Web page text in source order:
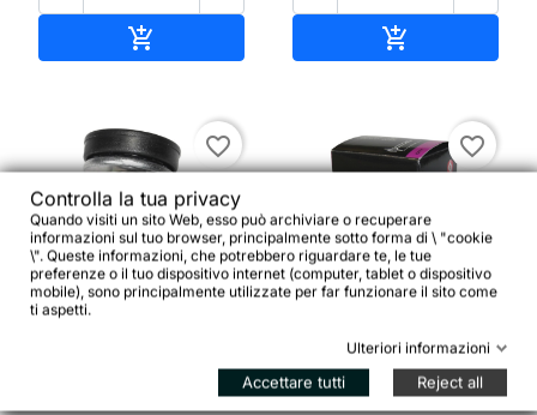
 

favorite_border

favorite_border
Camera d'aria
Hutchinson Standard 24"
24 x 1.70/2.35 valvola
Presta 32 mm
Controlla la tua privacy
Quando visiti un sito Web, esso può archiviare o recuperare
informazioni sul tuo browser, principalmente sotto forma di \ "cookie
\". Queste informazioni, che potrebbero riguardare te, le tue
preferenze o il tuo dispositivo internet (computer, tablet o dispositivo
mobile), sono principalmente utilizzate per far funzionare il sito come
ti aspetti.
Ulteriori informazioni
Accettare tutti Reject all